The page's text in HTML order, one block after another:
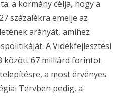
a kormány célja, hogy a
százalékra emelje az
arányát, amihez
A Vidékfejlesztési
között 67 milliárd forintot
a most érvényes
Tervben pedig, a